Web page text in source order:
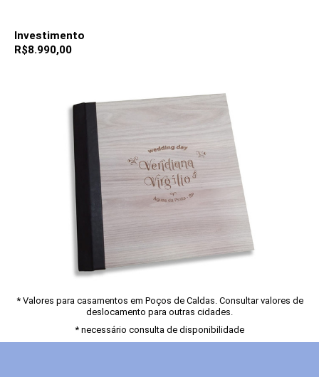
Investimento
R$8.990,00
* Valores para casamentos em Poços de Caldas. Consultar valores de
deslocamento para outras cidades.
* necessário consulta de disponibilidade